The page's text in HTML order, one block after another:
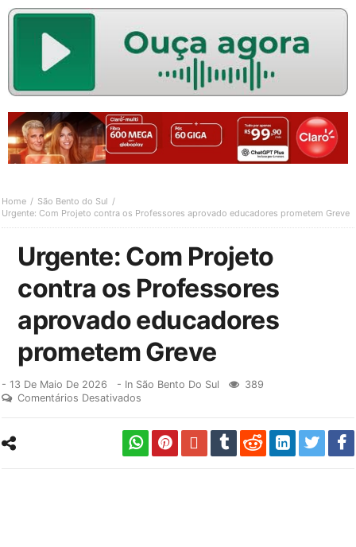
Home
São Bento do Sul
Urgente: Com Projeto contra os Professores aprovado educadores prometem Greve
Urgente: Com Projeto
contra os Professores
aprovado educadores
prometem Greve
-13 De Maio De 2026 - In São Bento Do Sul
389
Comentários Desativados